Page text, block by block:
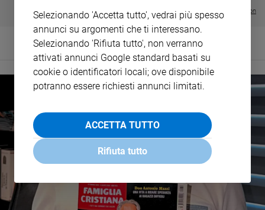
Visualizza tutte le collection
Selezionando 'Accetta tutto', vedrai più spesso
annunci su argomenti che ti interessano.
Selezionando 'Rifiuta tutto', non verranno
attivati annunci Google standard basati su
cookie o identificatori locali; ove disponibile
potranno essere richiesti annunci limitati.
ACCETTA TUTTO
Rifiuta tutto